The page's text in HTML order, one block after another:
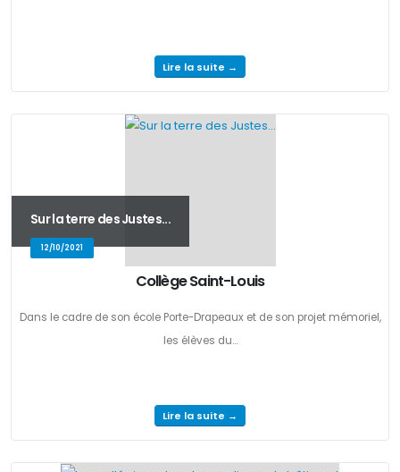
Lire la suite →
Sur la terre des Justes...
12/10/2021
Collège Saint-Louis
Dans le cadre de son école Porte-Drapeaux et de son projet mémoriel,
les élèves du...
Lire la suite →